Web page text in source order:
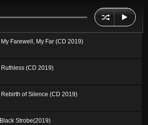
Farewell, My Far (CD 2019)
(CD 2019)
of Silence (CD 2019)
Strobe(2019)